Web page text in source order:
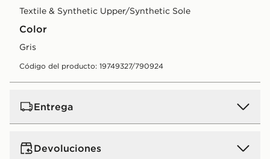
Textile & Synthetic Upper/Synthetic Sole
Color
gris
Código del producto: 19749327/790924
Entrega
Devoluciones